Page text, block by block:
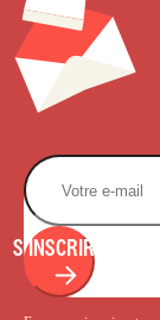
S'INSCRIRE